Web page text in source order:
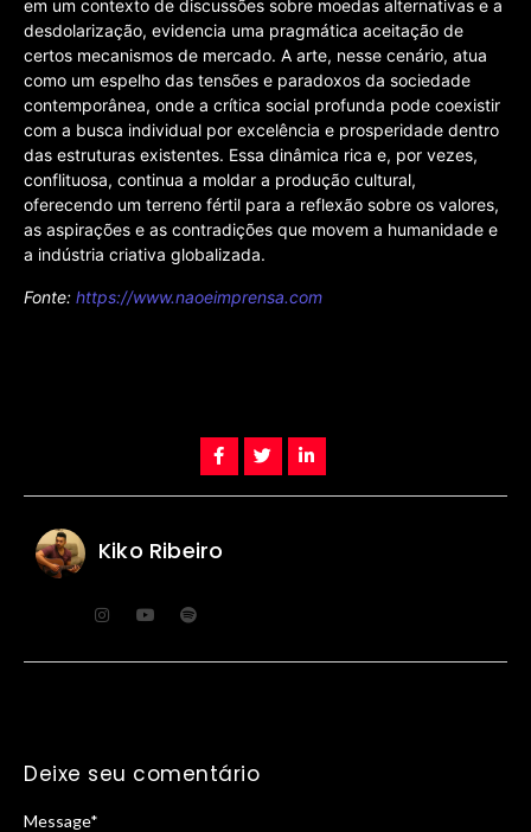
em um contexto de discussões sobre moedas alternativas e a
desdolarização, evidencia uma pragmática aceitação de
certos mecanismos de mercado. A arte, nesse cenário, atua
como um espelho das tensões e paradoxos da sociedade
contemporânea, onde a crítica social profunda pode coexistir
com a busca individual por excelência e prosperidade dentro
das estruturas existentes. Essa dinâmica rica e, por vezes,
conflituosa, continua a moldar a produção cultural,
oferecendo um terreno fértil para a reflexão sobre os valores,
as aspirações e as contradições que movem a humanidade e
a indústria criativa globalizada.
Fonte: https://www.naoeimprensa.com
Kiko Ribeiro
Deixe seu comentário
Message*